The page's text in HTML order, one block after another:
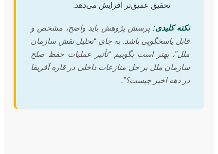
تحقیق عمیق‌تر افزایش می‌دهد.
نکته کلیدی: پرسش پژوهش باید واضح، مشخص و
قابل پاسخگویی باشد. به جای “تحلیل نقش سازمان
ملل”، بهتر است بگوییم “تأثیر عملیات حفظ صلح
سازمان ملل بر حل منازعات داخلی در قاره آفریقا
در دهه اخیر چیست؟”.